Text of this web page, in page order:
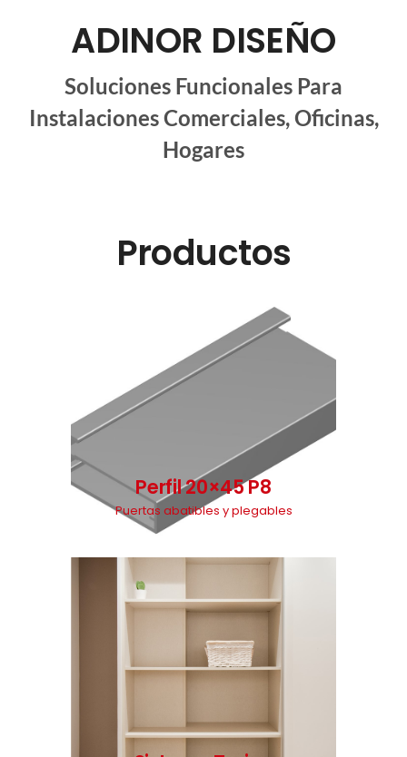
ADINOR DISEÑO
Soluciones Funcionales Para
Instalaciones Comerciales, Oficinas,
Hogares
Productos
Perfil 20×45 P8
Puertas abatibles y plegables